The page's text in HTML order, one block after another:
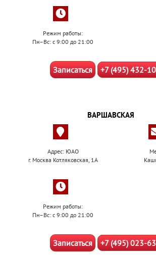
Режим работы:
Пн–Вс: с 9:00 до 21:00
Записаться +7 (495) 432-
ВАРШАВСКАЯ
Адрес: ЮАО
г. Москва Котляковская, 1А
Режим работы:
Пн–Вс: с 9:00 до 21:00
Записаться +7 (495) 023-